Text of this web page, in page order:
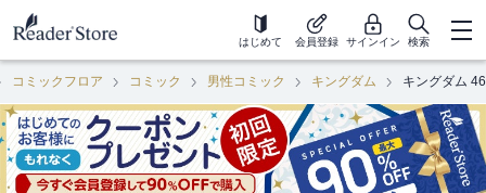
はじめて 会員登録 サインイン 検索
コミックフロア コミック 男性コミック キングダム キングダム 46